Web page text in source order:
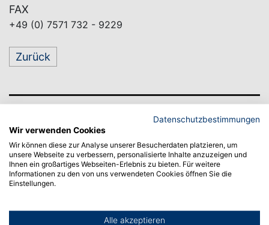
FAX
+49 (0) 7571 732 - 9229
Zurück
Datenschutzbestimmungen
Wir verwenden Cookies
Wir können diese zur Analyse unserer Besucherdaten platzieren, um
unsere Webseite zu verbessern, personalisierte Inhalte anzuzeigen und
Ihnen ein großartiges Webseiten-Erlebnis zu bieten. Für weitere
Informationen zu den von uns verwendeten Cookies öffnen Sie die
Einstellungen.
Alle akzeptieren